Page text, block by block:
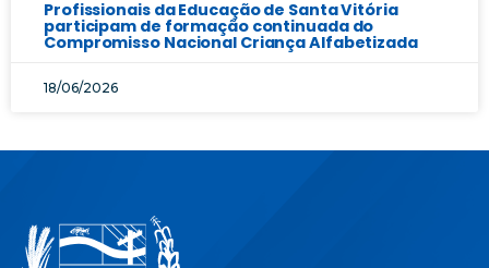
Profissionais da Educação de Santa Vitória
participam de formação continuada do
Compromisso Nacional Criança Alfabetizada
18/06/2026